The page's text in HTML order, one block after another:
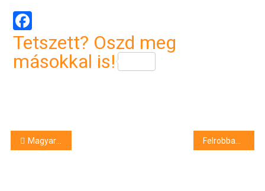
Facebook
Tetszett? Oszd meg
másokkal is!
Bejegyzés
Magyar Péterék “beengednék a bevándorlókat” – egyre ötlettelenebb a kormánypropaganda